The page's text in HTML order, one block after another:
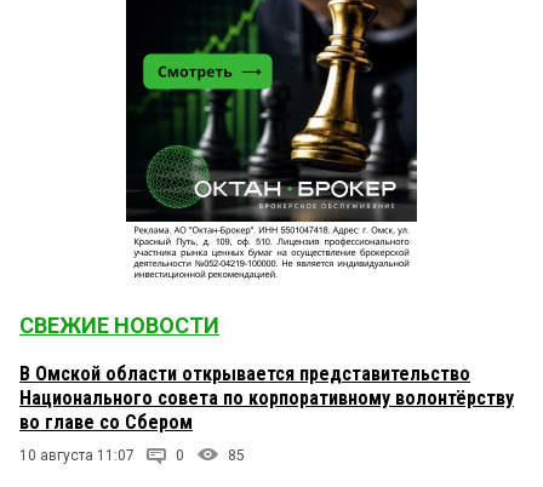
СВЕЖИЕ НОВОСТИ
В Омской области открывается представительство
Национального совета по корпоративному волонтёрству
во главе со Сбером
10 августа 11:07 0 85